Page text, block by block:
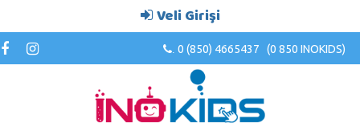
Veli Girişi
0 (850) 4665437 (0 850 INOKIDS)